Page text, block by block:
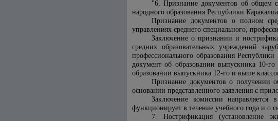
"6. Признание документов об общем
народного образования Республики
Признание документов о полном
управлениях среднего специального,
Заключение о признании и
средних образовательных учреждений
профессионального образования
документ об образовании выпускника 10-
образовании выпускника 12-го и выше
Признание документов о получении
основании представленного заявления с
Заключение комиссии
функционирует в течение учебного года и о
7. Нострификация (установление